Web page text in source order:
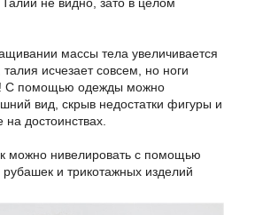
массы тела увеличивается
исчезает совсем, но ноги
С помощью одежды можно
вид, скрыв недостатки фигуры и
достоинствах.
можно нивелировать с помощью
рубашек и трикотажных изделий